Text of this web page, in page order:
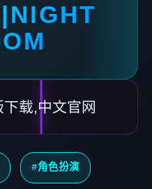
载,中文官网
#角色扮演